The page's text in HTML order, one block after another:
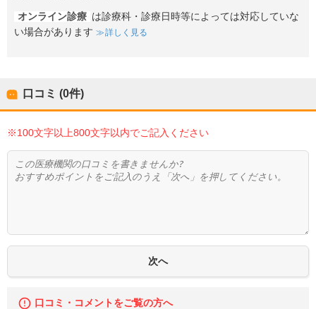
オンライン診療 は診療科・診療日時等によっては対応していな
い場合があります
詳しく見る
口コミ (0件)
※100文字以上800文字以内でご記入ください
口コミ・コメントをご覧の方へ